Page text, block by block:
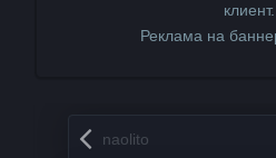
клиент.
Реклама на
Запись навигация
naolito